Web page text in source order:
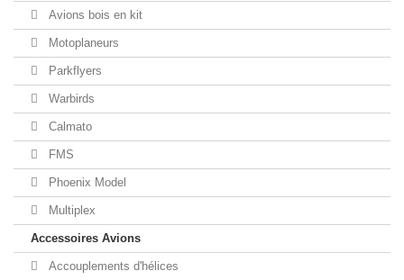
Avions bois en kit
Motoplaneurs
Parkflyers
Warbirds
Calmato
FMS
Phoenix Model
Multiplex
Accessoires Avions
Accouplements d'hélices